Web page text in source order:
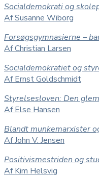
Socialdemokrati og
Af Susanne Wiborg
Forsøgsgymnasierne –
Af Christian Larsen
Socialdemokratiet og
Af Ernst Goldschmidt
Styrelsesloven: Den
Af Else Hansen
Blandt munkemarxister
Af John V. Jensen
Positivismestriden og
Af Kim Helsvig